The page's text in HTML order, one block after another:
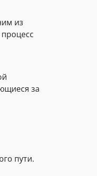
из
за
пути.